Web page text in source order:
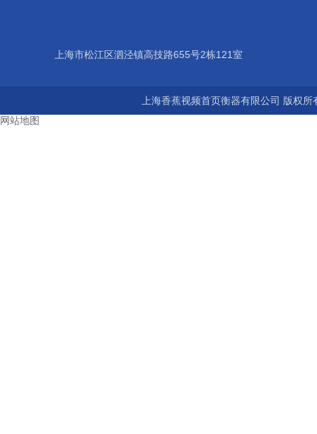
上海市松江区泗泾镇高技路655号2栋121室
上海香蕉视频首页衡器有限公司 版权所
网站地图